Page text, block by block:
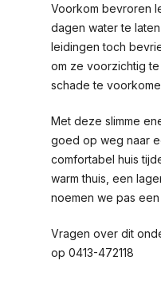
Voorkom bevroren
dagen water te
leidingen toch
om ze voorzichtig
schade te
Met deze slimme
goed op weg naar
comfortabel huis
warm thuis, een
noemen we pas een
Vragen over dit
op 0413-472118